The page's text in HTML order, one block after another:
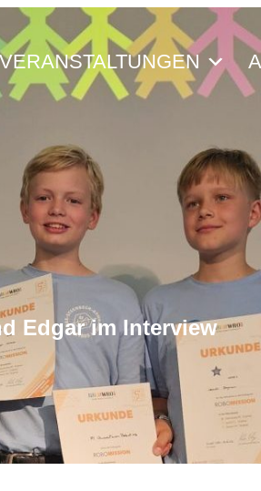
VERANSTALTUNGEN
Edgar im Interview